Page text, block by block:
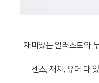
재미있는 일러스트와
센스, 재치, 유머 다